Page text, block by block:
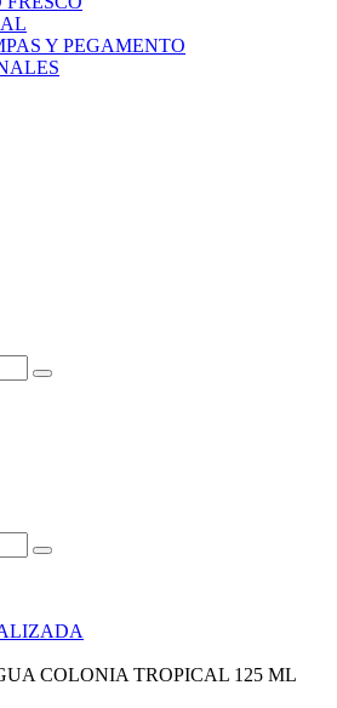
Y PEGAMENTO
COLONIA TROPICAL 125 ML